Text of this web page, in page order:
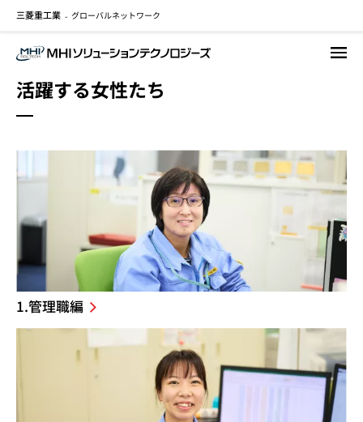
三菱重工業 - グローバルネットワーク
活躍する女性たち
1.管理職編